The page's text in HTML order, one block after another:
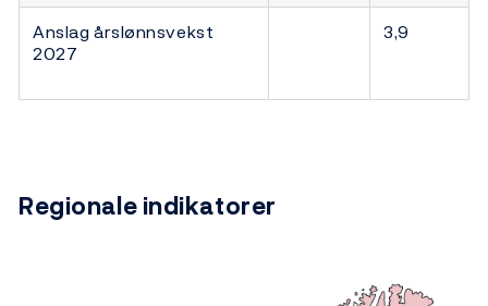
Anslag årslønnsvekst
2027
3,9
Regionale indikatorer